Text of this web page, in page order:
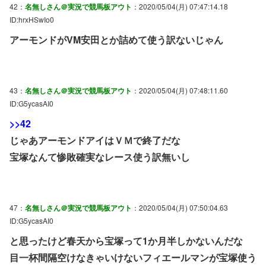
42： 名無しさん＠実況で競馬板アウト ：2020/05/04(月) 07:47:14.18
ID:hrxHSwIo0
アーモンドがVM安田とか詰めて使う訳ないじゃん
43： 名無しさん＠実況で競馬板アウト ：2020/05/04(月) 07:48:11.60
ID:G5ycasAI0
>>42
じゃあアーモンドアイはＶＭで終了だな
宝塚なんて惨敗確実なレース使う訳無いし
47： 名無しさん＠実況で競馬板アウト ：2020/05/04(月) 07:50:04.63
ID:G5ycasAI0
と思ったけど春天から宝塚って1か月半しかないんだな
目一杯間隔空けなきゃいけないフィエールマンが宝塚使う